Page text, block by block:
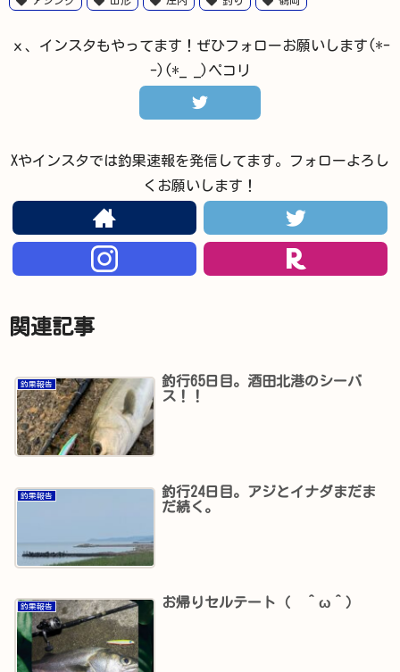
ｘ、インスタもやってます！ぜひフォローお願いします(*-
-)(*_ _)ペコリ
Xやインスタでは釣果速報を発信してます。フォローよろし
くお願いします！
関連記事
釣果報告
釣行65日目。酒田北港のシーバ
ス！！
釣果報告
釣行24日目。アジとイナダまだま
だ続く。
釣果報告 お帰りセルテート（ ＾ω＾）